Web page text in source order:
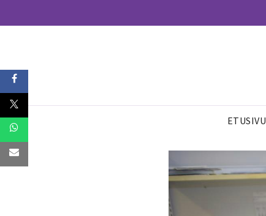
ETUSIVU